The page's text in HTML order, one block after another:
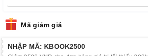
Mã giảm giá
NHẬP MÃ: KBOOK2500